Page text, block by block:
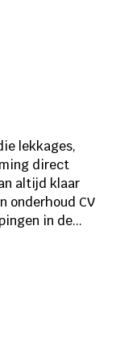
lekkages,
direct
altijd klaar
onderhoud CV
in de...